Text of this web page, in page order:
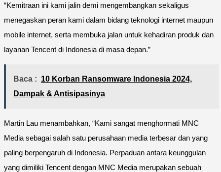
“Kemitraan ini kami jalin demi mengembangkan sekaligus
menegaskan peran kami dalam bidang teknologi internet maupun
mobile internet, serta membuka jalan untuk kehadiran produk dan
layanan Tencent di Indonesia di masa depan.”
Baca : 10 Korban Ransomware Indonesia 2024,
Dampak & Antisipasinya
Martin Lau menambahkan, “Kami sangat menghormati MNC
Media sebagai salah satu perusahaan media terbesar dan yang
paling berpengaruh di Indonesia. Perpaduan antara keunggulan
yang dimiliki Tencent dengan MNC Media merupakan sebuah